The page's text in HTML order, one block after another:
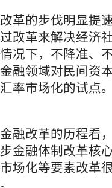
的步伐明显提
改革来解决经济
况下，不降准、
融领域对民间资
率市场化的试点
改革的历程看
金融体制改革核
场化等要素改革